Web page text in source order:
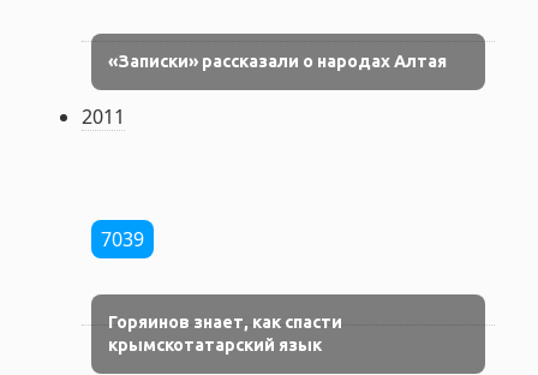
«Записки» рассказали о народах Алтая
2011
7039
Горяинов знает, как спасти
крымскотатарский язык